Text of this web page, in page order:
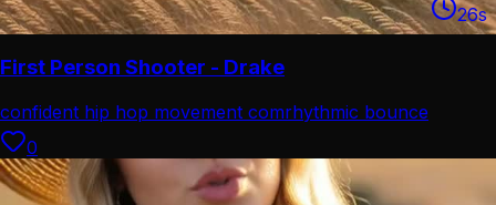
26s
First Person Shooter - Drake
confident hip hop movement comrhythmic bounce
choreography
0